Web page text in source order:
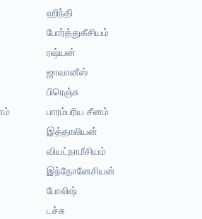
ஹிந்தி
போர்த்துகீசியம்
ரஷ்யன்
ஜாவானீஸ்
பிரெஞ்சு
பாரம்பரிய சீனம்
இத்தாலியன்
வியட்நாமீசியம்
இந்தோனேசியன்
போலிஷ்
டச்சு